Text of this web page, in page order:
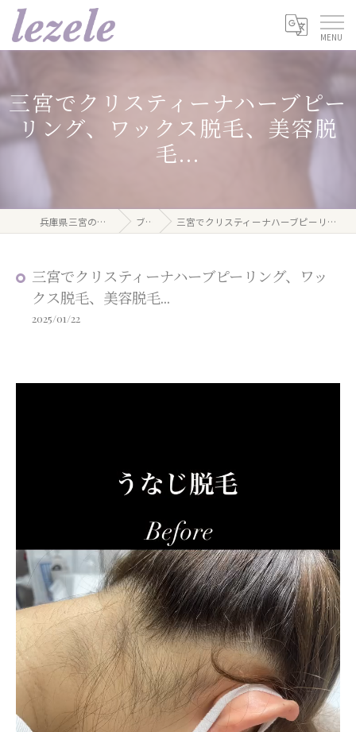
三宮でクリスティーナハーブピー
リング、ワックス脱毛、美容脱
毛...
兵庫県三宮のエステならlezele ブログ 三宮でクリスティーナハーブピーリング、ワックス脱毛、美容脱毛...
三宮でクリスティーナハーブピーリング、ワッ
クス脱毛、美容脱毛...
2025/01/22